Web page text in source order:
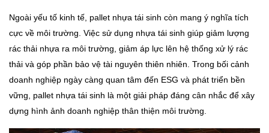
Ngoài yếu tố kinh tế, pallet nhựa tái sinh còn mang ý nghĩa tích
cực về môi trường. Việc sử dụng nhựa tái sinh giúp giảm lượng
rác thải nhựa ra môi trường, giảm áp lực lên hệ thống xử lý rác
thải và góp phần bảo vệ tài nguyên thiên nhiên. Trong bối cảnh
doanh nghiệp ngày càng quan tâm đến ESG và phát triển bền
vững, pallet nhựa tái sinh là một giải pháp đáng cân nhắc để xây
dựng hình ảnh doanh nghiệp thân thiện môi trường.